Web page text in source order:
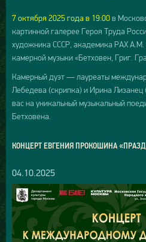
7 октября 2025 года в 19:00в
картинной галерее Героя Труда
художника СССР, академика РАХ А.М.
камерной музыки «Бетховен, Григ.
Камерный дуэт — лауреаты
Лебедева (скрипка) и Ирина
вас на уникальный музыкальный
Бетховена.
КОНЦЕРТ ЕВГЕНИЯ ПРОКОШИНА
04.10.2025